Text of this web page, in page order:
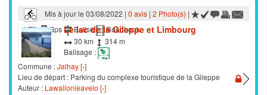
Mis à jour le 03/08/2022 | 0 avis| 2 Photo(s) |
VTC
Gps Balisé Roadbook
Le lac de la Gileppe et Limbourg
30 km
314 m
Balisage :
Commune :Jalhay [›]
Lieu de départ : Parking du complexe touristique de la Gileppe
Auteur : Lawallonieavelo [›]